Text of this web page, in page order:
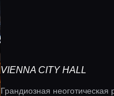
VIENNA CITY HALL
Грандиозная